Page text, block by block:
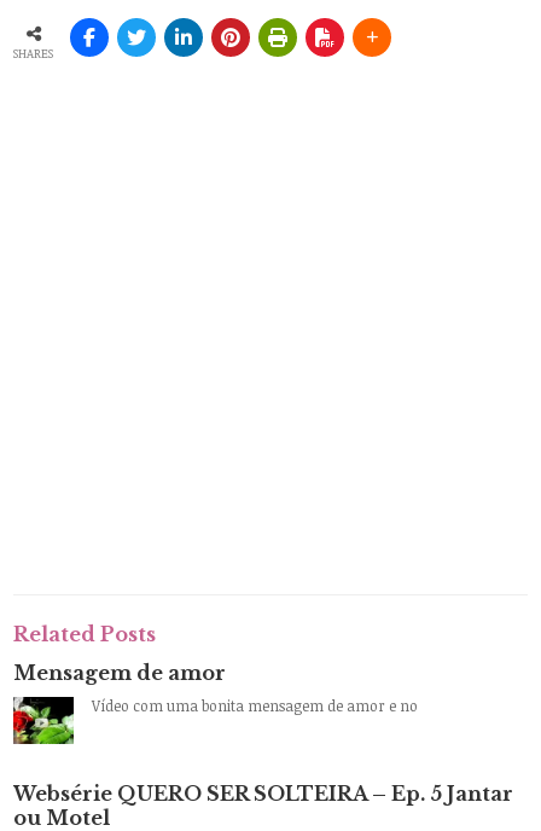
SHARES
Related Posts
Mensagem de amor
Vídeo com uma bonita mensagem de amor e no
Websérie QUERO SER SOLTEIRA – Ep. 5 Jantar
ou Motel